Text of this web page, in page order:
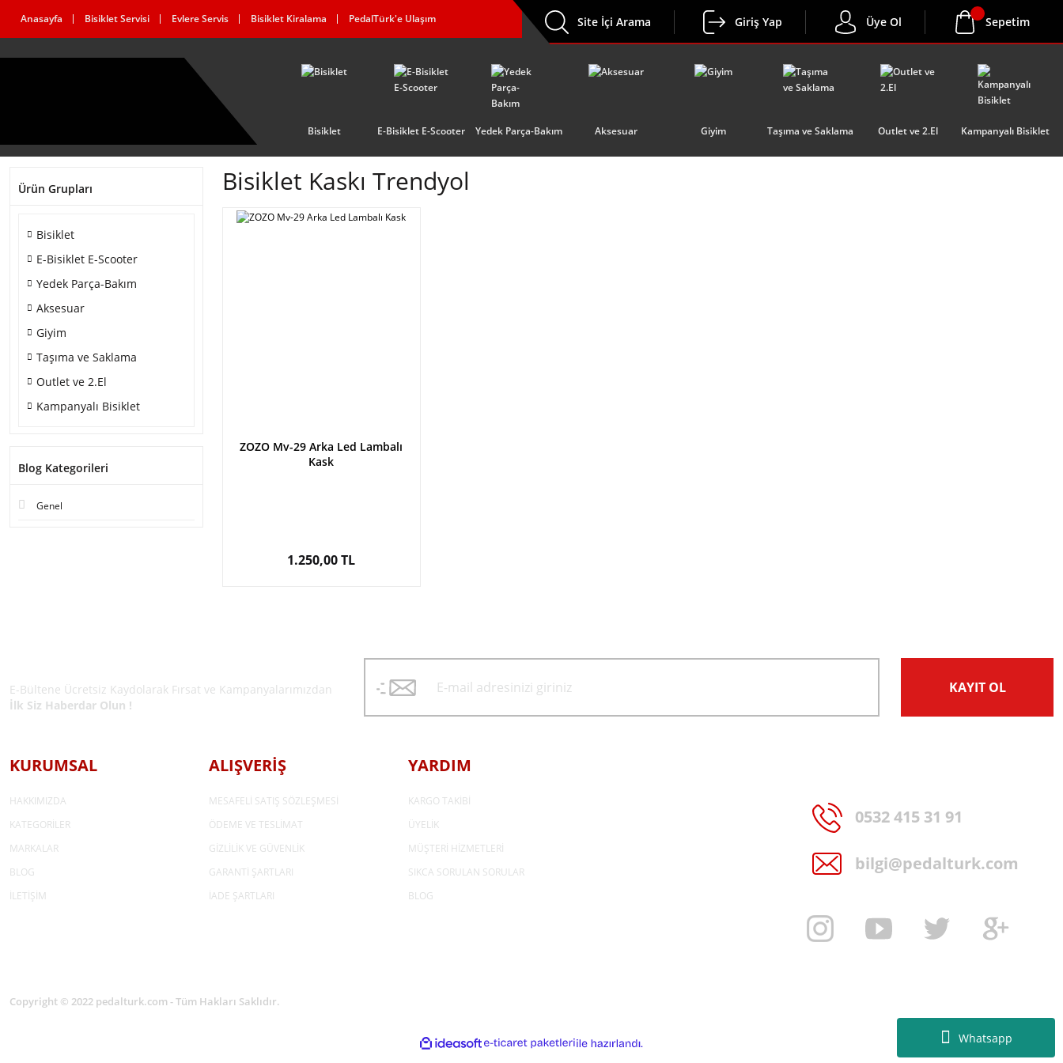
Whatsapp
Anasayfa Bisiklet Servisi Evlere Servis Bisiklet Kiralama PedalTürk'e Ulaşım Site İçi Arama Giriş Yap Üye Ol Sepetim
Bisiklet E-Bisiklet E-Scooter Yedek Parça-Bakım Aksesuar Giyim Taşıma ve Saklama Outlet ve 2.El Kampanyalı Bisiklet
Ürün Grupları
Bisiklet
E-Bisiklet E-Scooter
Yedek Parça-Bakım
Aksesuar
Giyim
Taşıma ve Saklama
Outlet ve 2.El
Kampanyalı Bisiklet
Blog Kategorileri
Genel
Bisiklet Kaskı Trendyol
ZOZO Mv-29 Arka Led Lambalı
Kask
1.250,00 TL
E-Bültene Ücretsiz Kaydolarak Fırsat ve Kampanyalarımızdan
İlk Siz Haberdar Olun !
KAYIT OL
KURUMSAL
HAKKIMIZDA
KATEGORİLER
MARKALAR
BLOG
İLETİŞİM
ALIŞVERİŞ
MESAFELİ SATIŞ SÖZLEŞMESİ
ÖDEME VE TESLİMAT
GİZLİLİK VE GÜVENLİK
GARANTİ ŞARTLARI
İADE ŞARTLARI
YARDIM
KARGO TAKİBİ
ÜYELİK
MÜŞTERİ HİZMETLERİ
SIKCA SORULAN SORULAR
BLOG
0532 415 31 91
bilgi@pedalturk.com
Copyright © 2022 pedalturk.com - Tüm Hakları Saklıdır.
ideasoft
e-
ile